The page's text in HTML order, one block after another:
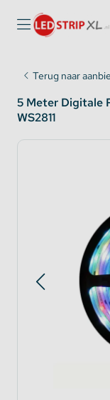
Terug naar
5 Meter Digitale
WS2811